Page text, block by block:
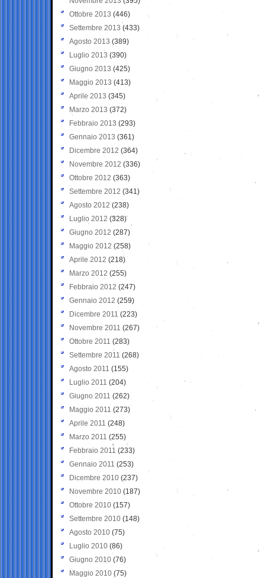
Ottobre 2013 (446)
Settembre 2013 (433)
Agosto 2013 (389)
Luglio 2013 (390)
Giugno 2013 (425)
Maggio 2013 (413)
Aprile 2013 (345)
Marzo 2013 (372)
Febbraio 2013 (293)
Gennaio 2013 (361)
Dicembre 2012 (364)
Novembre 2012 (336)
Ottobre 2012 (363)
Settembre 2012 (341)
Agosto 2012 (238)
Luglio 2012 (328)
Giugno 2012 (287)
Maggio 2012 (258)
Aprile 2012 (218)
Marzo 2012 (255)
Febbraio 2012 (247)
Gennaio 2012 (259)
Dicembre 2011 (223)
Novembre 2011 (267)
Ottobre 2011 (283)
Settembre 2011 (268)
Agosto 2011 (155)
Luglio 2011 (204)
Giugno 2011 (262)
Maggio 2011 (273)
Aprile 2011 (248)
Marzo 2011 (255)
Febbraio 2011 (233)
Gennaio 2011 (253)
Dicembre 2010 (237)
Novembre 2010 (187)
Ottobre 2010 (157)
Settembre 2010 (148)
Agosto 2010 (75)
Luglio 2010 (86)
Giugno 2010 (76)
Maggio 2010 (75)